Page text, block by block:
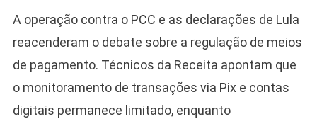
A operação contra o PCC e as declarações de Lula
reacenderam o debate sobre a regulação de meios
de pagamento. Técnicos da Receita apontam que
o monitoramento de transações via Pix e contas
digitais permanece limitado, enquanto